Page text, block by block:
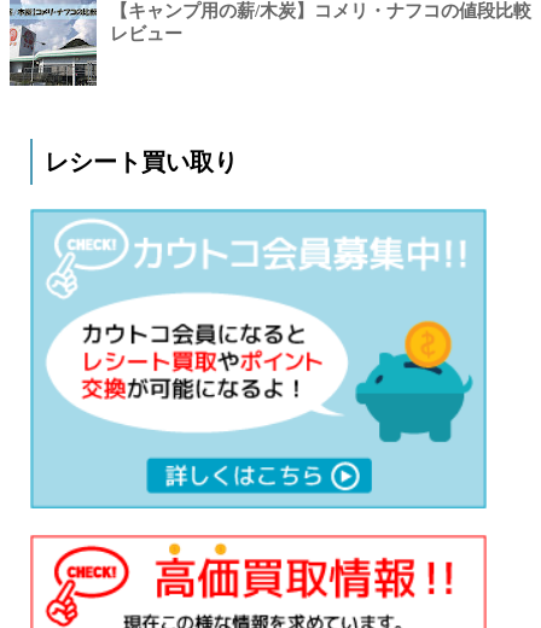
【キャンプ用の薪/木炭】コメリ・ナフコの値段比較
レビュー
レシート買い取り